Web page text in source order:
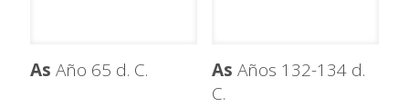
As Año 65 d. C. As Años 132-134 d.
C.